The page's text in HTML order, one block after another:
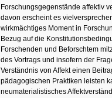
Forschungsgegenstände affektiv
davon erscheint es
wirkmächtiges Moment in
Bezug auf die
Forschenden und Beforschtem
des Vortrags und insofern der
Verständnis von Affekt einen
pädagogischen Praktiken leisten
neumaterialistisches